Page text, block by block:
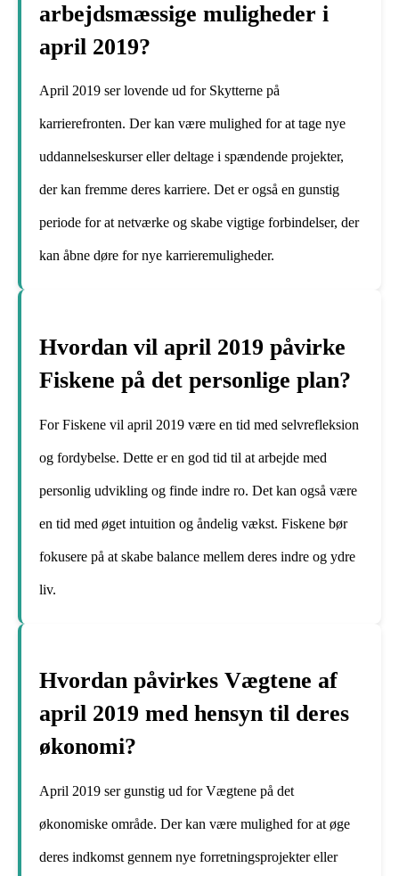
arbejdsmæssige muligheder i
april 2019?
April 2019 ser lovende ud for Skytterne på
karrierefronten. Der kan være mulighed for at tage nye
uddannelseskurser eller deltage i spændende projekter,
der kan fremme deres karriere. Det er også en gunstig
periode for at netværke og skabe vigtige forbindelser, der
kan åbne døre for nye karrieremuligheder.
Hvordan vil april 2019 påvirke
Fiskene på det personlige plan?
For Fiskene vil april 2019 være en tid med selvrefleksion
og fordybelse. Dette er en god tid til at arbejde med
personlig udvikling og finde indre ro. Det kan også være
en tid med øget intuition og åndelig vækst. Fiskene bør
fokusere på at skabe balance mellem deres indre og ydre
liv.
Hvordan påvirkes Vægtene af
april 2019 med hensyn til deres
økonomi?
April 2019 ser gunstig ud for Vægtene på det
økonomiske område. Der kan være mulighed for at øge
deres indkomst gennem nye forretningsprojekter eller